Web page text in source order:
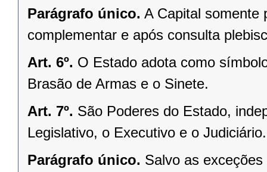
Parágrafo único. A Capital somente
complementar e após consulta
Art. 6º. O Estado adota como
Brasão de Armas e o Sinete.
Art. 7º. São Poderes do Estado,
Legislativo, o Executivo e o Judiciário.
Parágrafo único. Salvo as